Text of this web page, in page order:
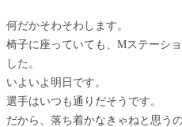
何だかそわそわします。
椅子に座っていても、Mステーシ
した。
いよいよ明日です。
選手はいつも通りだそうです。
だから、落ち着かなきゃねと思う